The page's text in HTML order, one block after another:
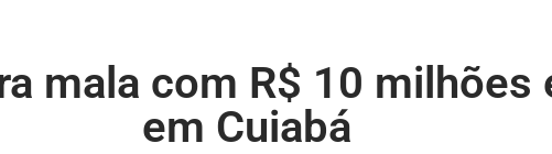
mala com R$ 10 milhões
em Cuiabá